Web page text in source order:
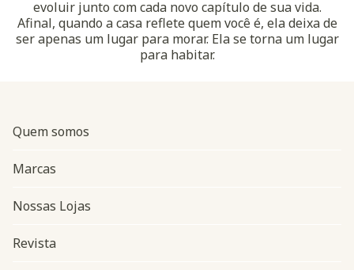
evoluir junto com cada novo capítulo de sua vida.
Afinal, quando a casa reflete quem você é, ela deixa de
ser apenas um lugar para morar. Ela se torna um lugar
para habitar.
Quem somos
Marcas
Nossas Lojas
Revista